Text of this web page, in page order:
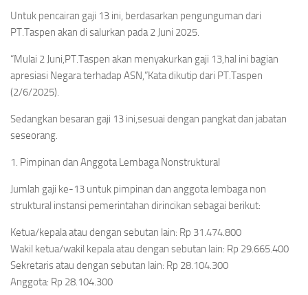
Untuk pencairan gaji 13 ini, berdasarkan pengunguman dari
PT.Taspen akan di salurkan pada 2 Juni 2025.
“Mulai 2 Juni,PT.Taspen akan menyakurkan gaji 13,hal ini bagian
apresiasi Negara terhadap ASN,”Kata dikutip dari PT.Taspen
(2/6/2025).
Sedangkan besaran gaji 13 ini,sesuai dengan pangkat dan jabatan
seseorang.
1. Pimpinan dan Anggota Lembaga Nonstruktural
Jumlah gaji ke-13 untuk pimpinan dan anggota lembaga non
struktural instansi pemerintahan dirincikan sebagai berikut:
Ketua/kepala atau dengan sebutan lain: Rp 31.474.800
Wakil ketua/wakil kepala atau dengan sebutan lain: Rp 29.665.400
Sekretaris atau dengan sebutan lain: Rp 28.104.300
Anggota: Rp 28.104.300